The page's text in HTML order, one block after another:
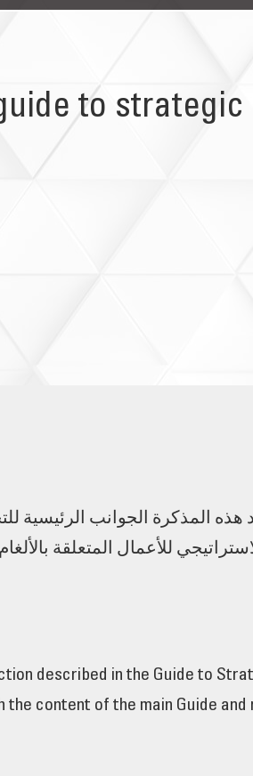
هذه المذكرة الجوانب الرئيسية
للأعمال المتعلقة
described in the Guide to
content of the main Guide